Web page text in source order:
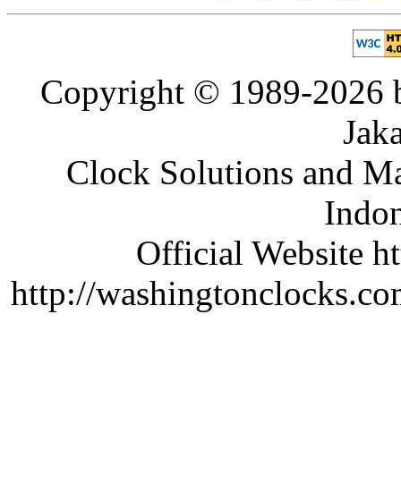
Copyright © 1989-2026
Clock Solutions and
Official Website
http://